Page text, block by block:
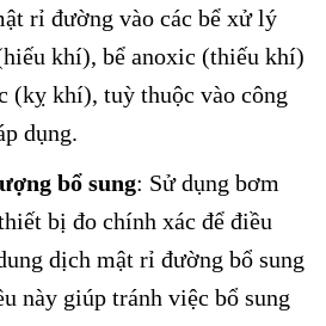
rỉ đường vào các bể xử lý
khí), bể anoxic (thiếu khí)
(kỵ khí), tuỳ thuộc vào công
dụng.
bổ sung: Sử dụng bơm
bị đo chính xác để điều
dịch mật rỉ đường bổ sung
này giúp tránh việc bổ sung